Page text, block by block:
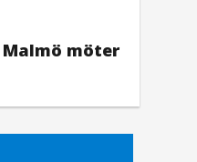
möter